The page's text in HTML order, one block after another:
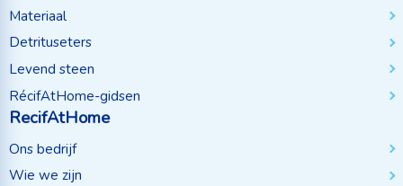
Materiaal
Detrituseters
Levend steen
RécifAtHome-gidsen
RecifAtHome
Ons bedrijf
Wie we zijn